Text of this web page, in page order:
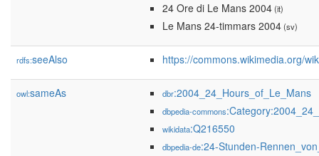
24 Ore di Le Mans 2004(it)
Le Mans 24-timmars 2004(sv)
rdfs:seeAlso https://commons.wikimedia.org/
owl:sameAs dbr:2004_24_Hours_of_Le_Mans
dbpedia-commons
wikidata:Q216550
dbpedia-de:24-Stunden-